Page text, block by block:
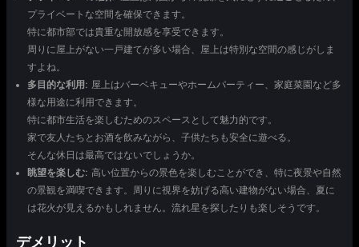
プライベートな空間を確保できます。
特に都市部では貴重な開放感を享受できます。
周りに屋上がない一戸建てが多い場合、屋上は特別な空間の感じがしま
すよね。
多目的な利用: 屋上はバーベキューやホームパーティー、家庭菜園など多
様な用途に利用できます。
特に都市生活を楽しむためのスペースとして魅力的です。
家で友人たちとお酒を飲みながら、子供たちも安全に遊べる。
そんな休日は最高ではないでしょうか。
眺望を楽しむ: 高い位置からの景色を楽しむことができ、特に夜景や自然
の景観を満喫できます。周りに視界を妨げる高い建物がない場合、夏に
は花火が見えるかもしれません。流れ星を探したりも楽しそうです。
デメリット